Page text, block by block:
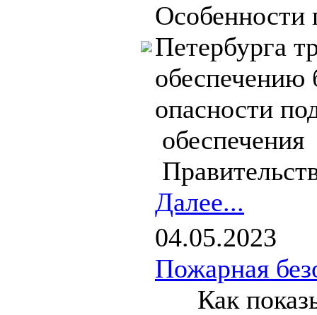
Особенности
Петербурга
обеспечению
опасности
Далее...
04.05.2023
Пожарная
Как